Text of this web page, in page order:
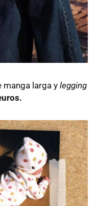
manga larga y legging